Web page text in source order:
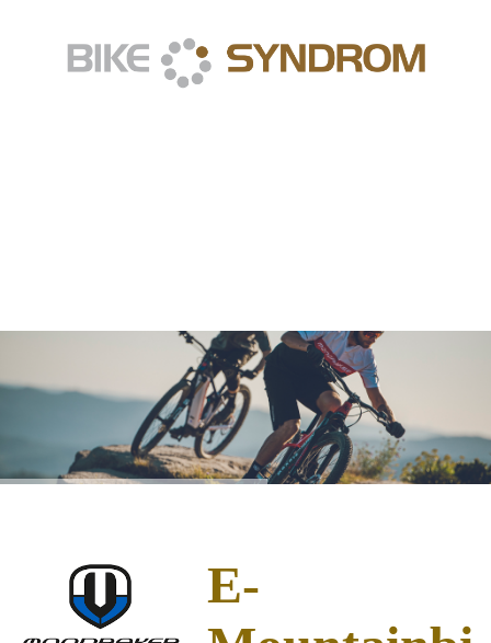
E-